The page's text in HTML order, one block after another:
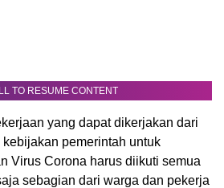
TO RESUME CONTENT
yang dapat dikerjakan dari
pemerintah untuk
Virus Corona harus diikuti semua
sebagian dari warga dan pekerja